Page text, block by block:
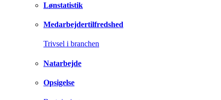
Lønstatistik
Medarbejdertilfredshed
Trivsel i branchen
Natarbejde
Opsigelse